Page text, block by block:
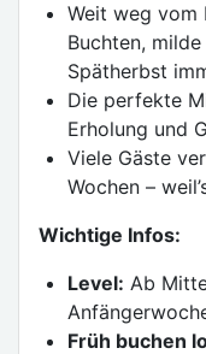
Weit weg vom
Buchten,
Spätherbst
Die perfekte
Erholung und
Viele Gäste
Wochen –
Wichtige Infos:
Level: Ab
Früh buchen